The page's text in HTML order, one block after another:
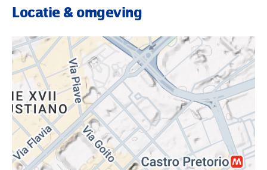
over tv, gratis WiFi, een minibar, kluisje, koffie- en
theefaciliteiten, airconditioning en een fijne badkamer. Voor
verblijven.
Het hotel biedt een dagelijks ontbijtbuffet en je kunt
smullen van de seizoensgebonden lunch, die je kan
nuttigen in de lounge of het buitenterras. In de late
avonduren kun je nippen van een drankje of genieten van
een goed glas wijn.
Locatie & omgeving